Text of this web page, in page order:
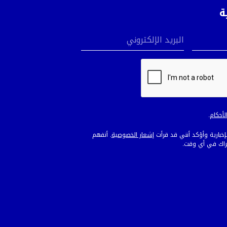
البريد الإلكتروني
.
وأؤكد أنني قد قرأتإشعار الخصوصية. أتفهم
في أي وقت.